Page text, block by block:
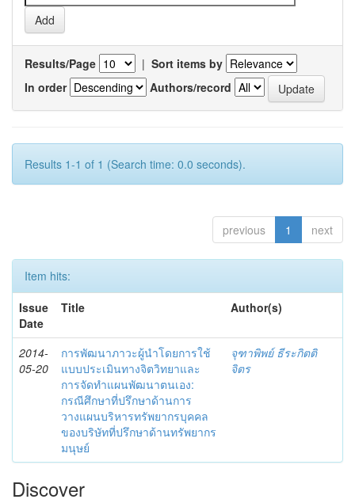
Results/Page | Sort items by
In order
Authors/record
Results 1-1 of 1 (Search time: 0.0 seconds).
previous 1 next
Item hits:
Issue
Date
Title Author(s)
2014-
05-20
การพัฒนาภาวะผู้นำโดยการใช้
แบบประเมินทางจิตวิทยาและ
การจัดทำแผนพัฒนาตนเอง:
กรณีศึกษาที่ปรึกษาด้านการ
วางแผนบริหารทรัพยากรบุคคล
ของบริษัทที่ปรึกษาด้านทรัพยากร
มนุษย์
จุฑาพิพย์ ธีระกิตติ
จิตร
Discover